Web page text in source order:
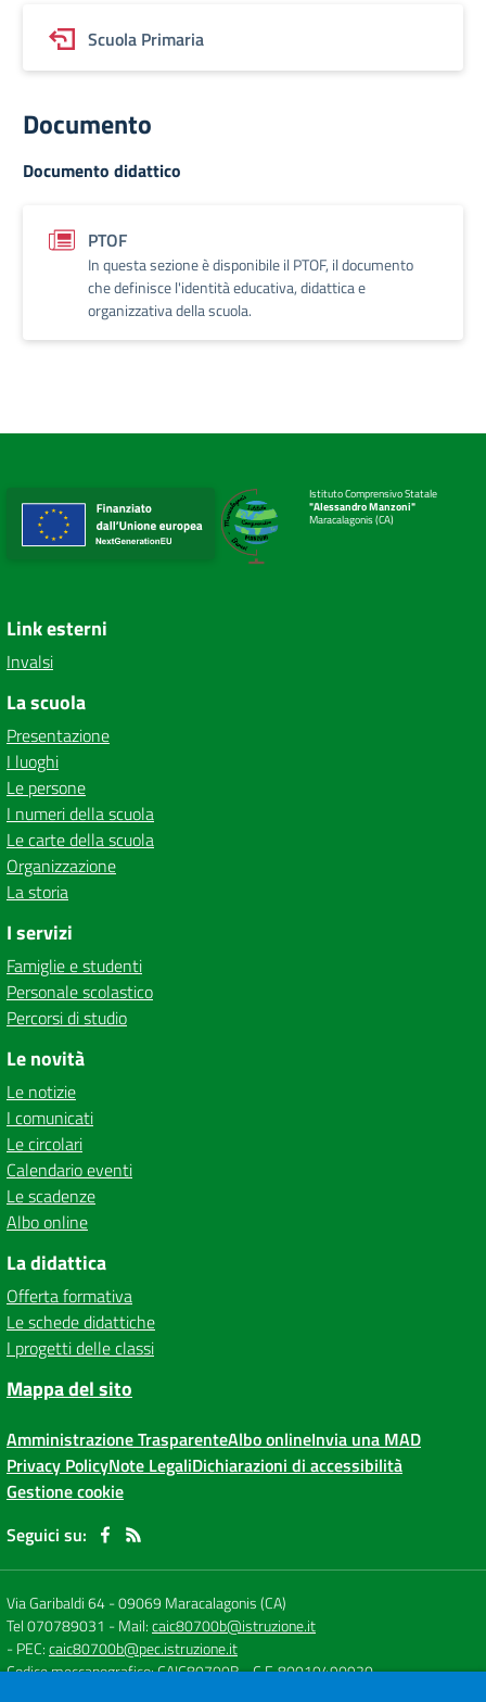
Scuola Primaria
Documento
Documento didattico
PTOF
In questa sezione è disponibile il PTOF, il documento
che definisce l'identità educativa, didattica e
organizzativa della scuola.
Istituto Comprensivo Statale
"Alessandro Manzoni"
Maracalagonis (CA)
Link esterni
Invalsi
La scuola
Presentazione
I luoghi
Le persone
I numeri della scuola
Le carte della scuola
Organizzazione
La storia
I servizi
Famiglie e studenti
Personale scolastico
Percorsi di studio
Le novità
Le notizie
I comunicati
Le circolari
Calendario eventi
Le scadenze
Albo online
La didattica
Offerta formativa
Le schede didattiche
I progetti delle classi
Mappa del sito
Amministrazione TrasparenteAlbo onlineInvia una MAD
Privacy PolicyNote LegaliDichiarazioni di accessibilità
Gestione cookie
Seguici su:
Via Garibaldi 64-09069 Maracalagonis (CA)
Tel 070789031 - Mail:caic80700b@istruzione.it
- PEC:caic80700b@pec.istruzione.it
Codice meccanografico: CAIC80700B- C.F. 80010490920